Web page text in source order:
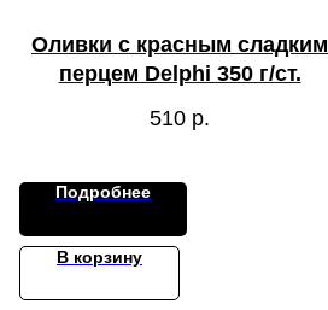
Оливки с красным сладким
перцем Delphi 350 г/ст.
510 р.
Подробнее
В корзину